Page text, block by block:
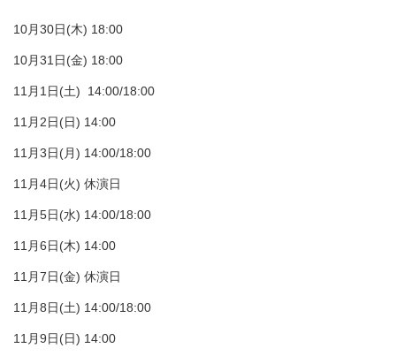
10月30日(木) 18:00
10月31日(金) 18:00
11月1日(土) 14:00/18:00
11月2日(日) 14:00
11月3日(月) 14:00/18:00
11月4日(火) 休演日
11月5日(水) 14:00/18:00
11月6日(木) 14:00
11月7日(金) 休演日
11月8日(土) 14:00/18:00
11月9日(日) 14:00